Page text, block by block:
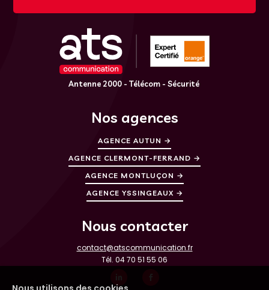
Antenne 2000 - Télécom - Sécurité
Nos agences
AGENCE AUTUN →
AGENCE CLERMONT-FERRAND →
AGENCE MONTLUÇON →
AGENCE YSSINGEAUX →
Nous contacter
contact@atscommunication.fr
Tél. 04 70 51 55 06